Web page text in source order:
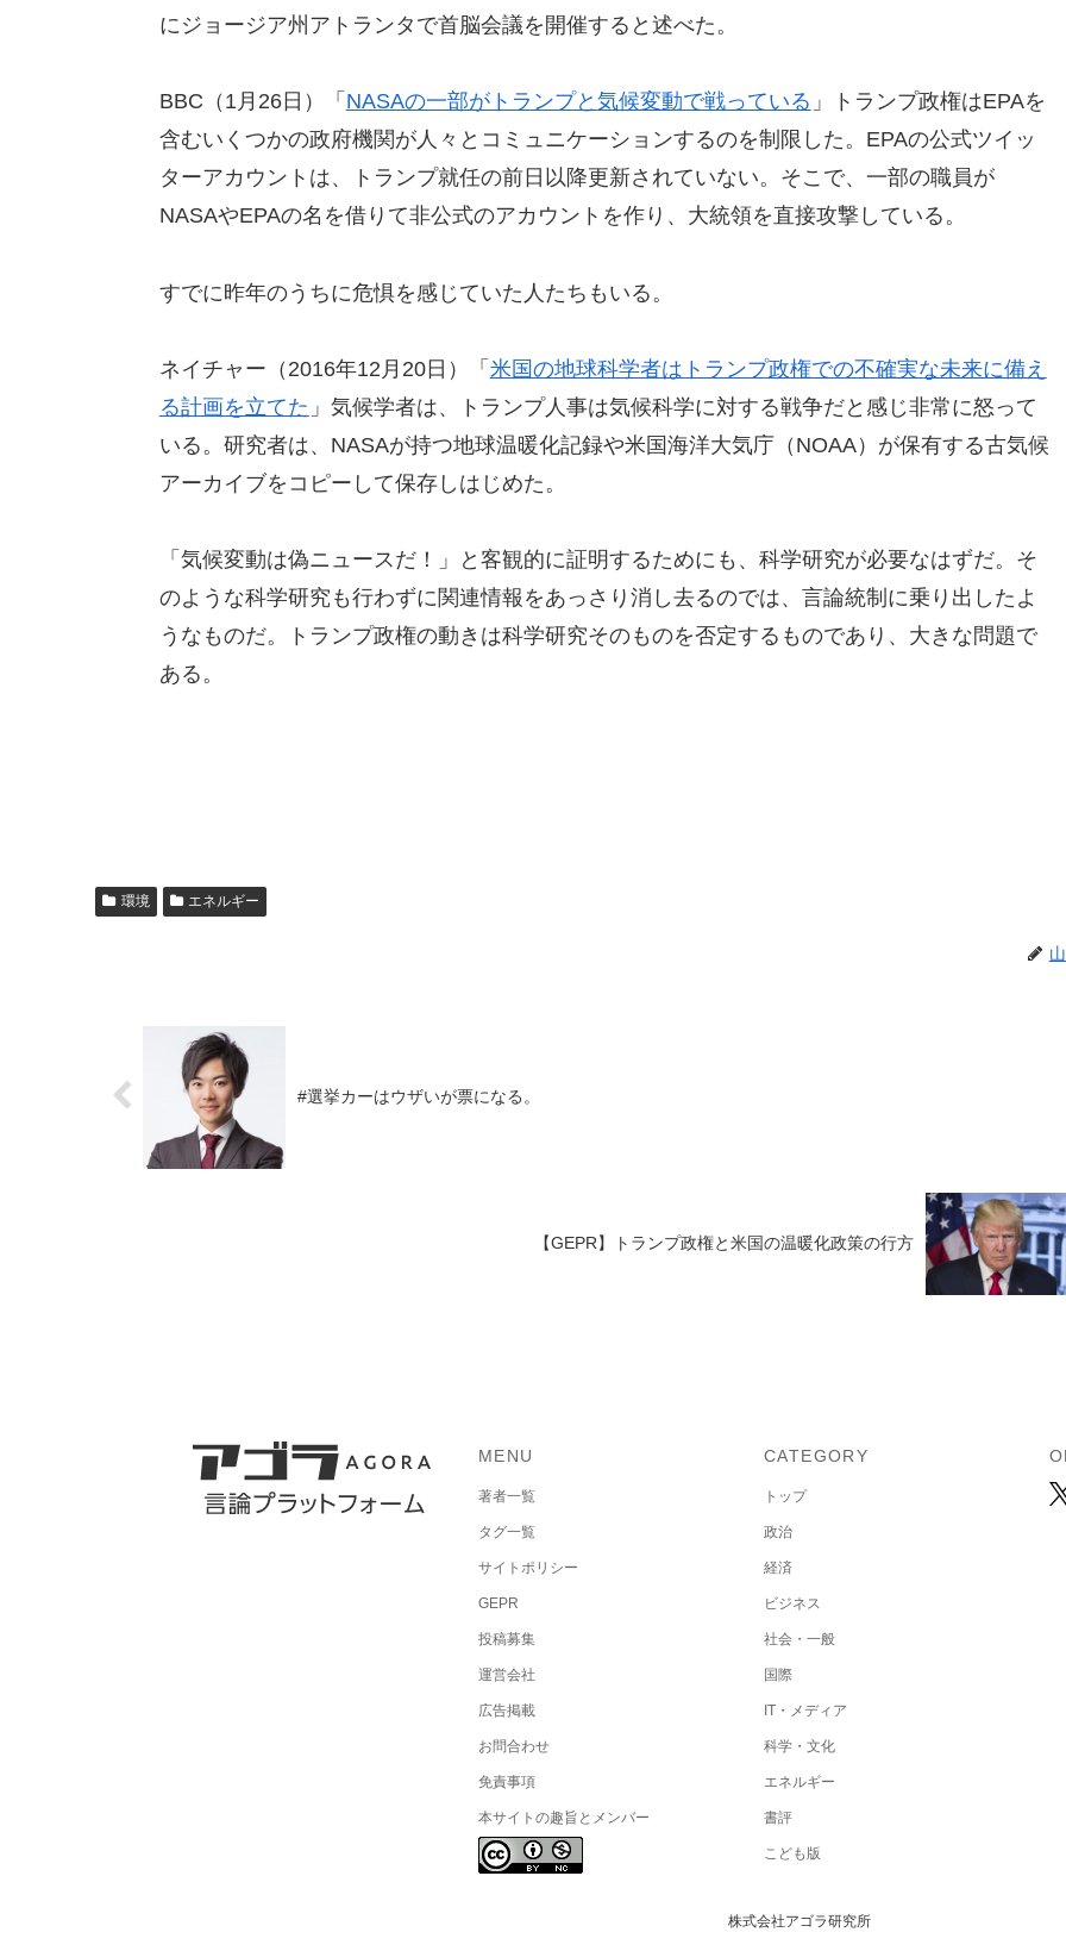
にジョージア州アトランタで首脳会議を開催すると述べた。
BBC（1月26日）「 NASAの一部がトランプと気候変動で戦っている 」トランプ政権はEPAを
含むいくつかの政府機関が人々とコミュニケーションするのを制限した。EPAの公式ツイッ
ターアカウントは、トランプ就任の前日以降更新されていない。そこで、一部の職員が
NASAやEPAの名を借りて非公式のアカウントを作り、大統領を直接攻撃している。
すでに昨年のうちに危惧を感じていた人たちもいる。
ネイチャー（2016年12月20日）「 米国の地球科学者はトランプ政権での不確実な未来に備え
る計画を立てた 」気候学者は、トランプ人事は気候科学に対する戦争だと感じ非常に怒って
いる。研究者は、NASAが持つ地球温暖化記録や米国海洋大気庁（NOAA）が保有する古気候
アーカイブをコピーして保存しはじめた。
「気候変動は偽ニュースだ！」と客観的に証明するためにも、科学研究が必要なはずだ。そ
のような科学研究も行わずに関連情報をあっさり消し去るのでは、言論統制に乗り出したよ
うなものだ。トランプ政権の動きは科学研究そのものを否定するものであり、大きな問題で
ある。
環境 エネルギー
#選挙カーはウザいが票になる。
【GEPR】トランプ政権と米国の温暖化政策の行方
MENU
著者一覧
タグ一覧
サイトポリシー
GEPR
投稿募集
運営会社
広告掲載
お問合わせ
免責事項
本サイトの趣旨とメンバー
CATEGORY
トップ
政治
経済
ビジネス
社会・一般
国際
IT・メディア
科学・文化
エネルギー
書評
こども版
株式会社アゴラ研究所